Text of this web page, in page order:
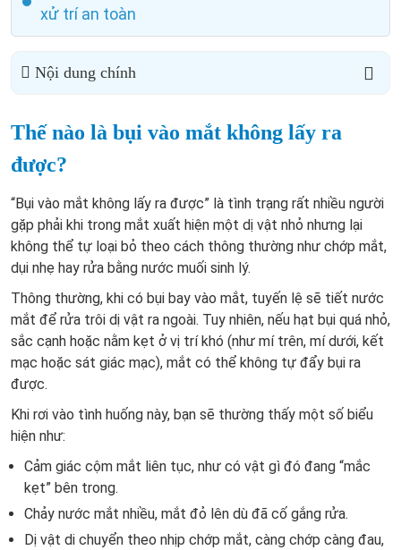
xử trí an toàn
Nội dung chính
Thế nào là bụi vào mắt không lấy ra
được?
“Bụi vào mắt không lấy ra được” là tình trạng rất nhiều người
gặp phải khi trong mắt xuất hiện một dị vật nhỏ nhưng lại
không thể tự loại bỏ theo cách thông thường như chớp mắt,
dụi nhẹ hay rửa bằng nước muối sinh lý.
Thông thường, khi có bụi bay vào mắt, tuyến lệ sẽ tiết nước
mắt để rửa trôi dị vật ra ngoài. Tuy nhiên, nếu hạt bụi quá nhỏ,
sắc cạnh hoặc nằm kẹt ở vị trí khó (như mí trên, mí dưới, kết
mạc hoặc sát giác mạc), mắt có thể không tự đẩy bụi ra
được.
Khi rơi vào tình huống này, bạn sẽ thường thấy một số biểu
hiện như:
Cảm giác cộm mắt liên tục, như có vật gì đó đang “mắc
kẹt” bên trong.
Chảy nước mắt nhiều, mắt đỏ lên dù đã cố gắng rửa.
Dị vật di chuyển theo nhịp chớp mắt, càng chớp càng đau,